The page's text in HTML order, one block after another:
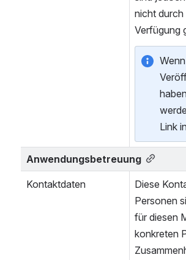
nicht durch
Verfügung
Link
Anwendungsbetreuung
Kontaktdaten
Diese
Personen
für diesen
konkreten